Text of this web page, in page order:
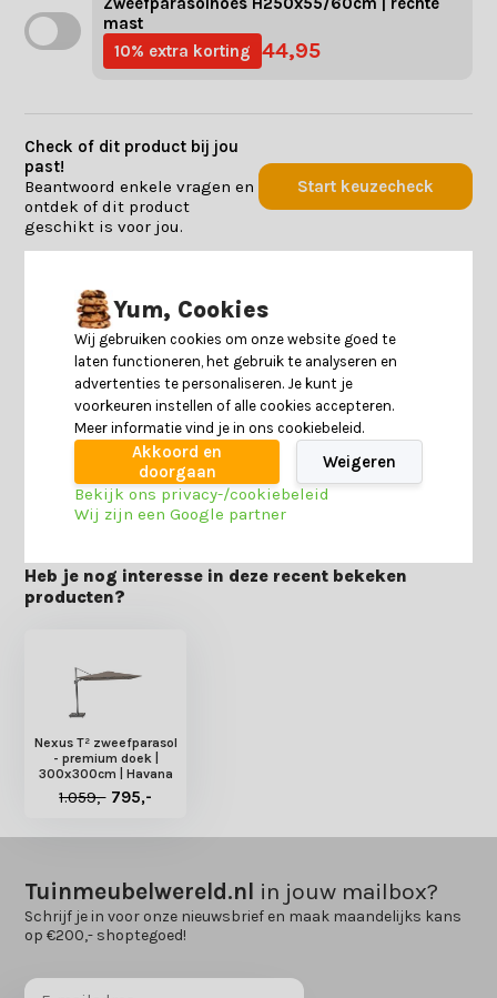
mast
10% extra korting
44,95
Check of dit product bij jou
past!
Beantwoord enkele vragen en
ontdek of dit product
geschikt is voor jou.
Start keuzecheck
Productomschrijving
Specificaties
Reviews
Heb je nog interesse in deze recent bekeken
producten?
Nexus T² zweefparasol
- premium doek |
300x300cm | Havana
1.059,- 795,-
Tuinmeubelwereld.nl in jouw mailbox?
Schrijf je in voor onze nieuwsbrief en maak maandelijks kans
op €200,- shoptegoed!
Yum, Cookies
Wij gebruiken cookies om onze website goed te
laten functioneren, het gebruik te analyseren en
advertenties te personaliseren. Je kunt je
voorkeuren instellen of alle cookies accepteren.
Meer informatie vind je in ons cookiebeleid.
Akkoord en
doorgaan
Weigeren
Bekijk ons privacy-/cookiebeleid
Wij zijn een Google partner